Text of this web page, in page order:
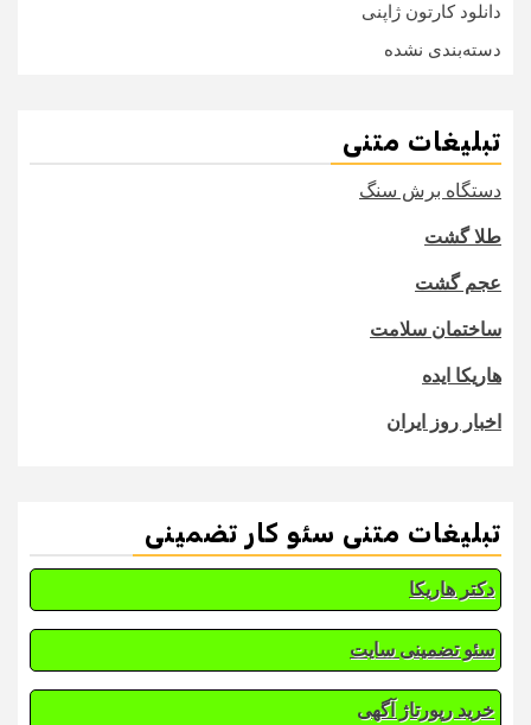
دانلود کارتون ژاپنی
دسته‌بندی نشده
تبلیغات متنی
دستگاه برش سنگ
طلا گشت
عجم گشت
ساختمان سلامت
هاریکا ایده
اخبار روز ایران
تبلیغات متنی سئو کار تضمینی
دکتر هاریکا
سئو تضمینی سایت
خرید رپورتاژ آگهی